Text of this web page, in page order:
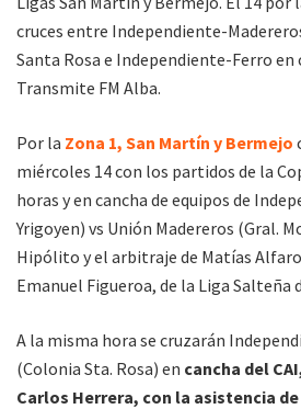
cruces entre Independiente-
Santa Rosa e Independiente-Ferro en
Transmite FM Alba.
Por la Zona 1, San Martín y Bermejo
miércoles 14 con los partidos de la
horas y en cancha de equipos de
Yrigoyen) vs Unión Madereros (Gral.
Hipólito y el arbitraje de Matías
Emanuel Figueroa, de la Liga Salteña
A la misma hora se cruzarán
(Colonia Sta. Rosa) en cancha del
Carlos Herrera, con la asistencia